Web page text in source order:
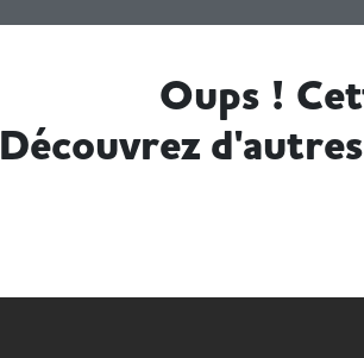
Oups !
Découvrez